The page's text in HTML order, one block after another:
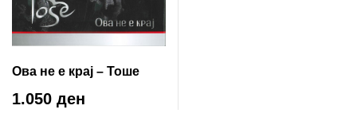
Ова не е крај – Тоше
1.050 ден